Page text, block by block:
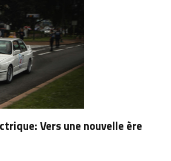
Vers une nouvelle ère